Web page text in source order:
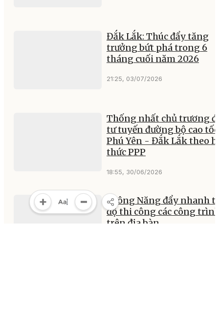
Đắk Lắk: Thúc đẩy tăng
trưởng bứt phá trong 6
tháng cuối năm 2026
21:25, 03/07/2026
Thống nhất chủ trương
tư tuyến đường bộ cao tốc
Phú Yên - Đắk Lắk theo
thức PPP
18:55, 30/06/2026
Krông Năng đẩy nhanh
độ thi công các công
trên địa bàn